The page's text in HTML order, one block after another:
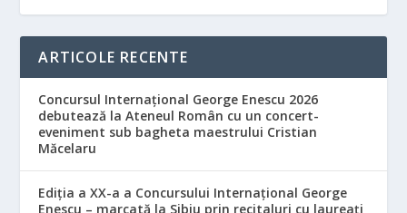
ARTICOLE RECENTE
Concursul Internațional George Enescu 2026
debutează la Ateneul Român cu un concert-
eveniment sub bagheta maestrului Cristian
Măcelaru
Ediția a XX-a a Concursului Internațional George
Enescu – marcată la Sibiu prin recitaluri cu laureați